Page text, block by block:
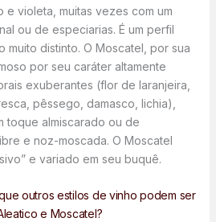
e violeta, muitas vezes com um
ou de especiarias. É um perfil
muito distinto. O Moscatel, por sua
por seu caráter altamente
exuberantes (flor de laranjeira,
pêssego, damasco, lichia),
toque almiscarado ou de
e noz-moscada. O Moscatel
e variado em seu buquê.
outros estilos de vinho podem ser
e Moscatel?